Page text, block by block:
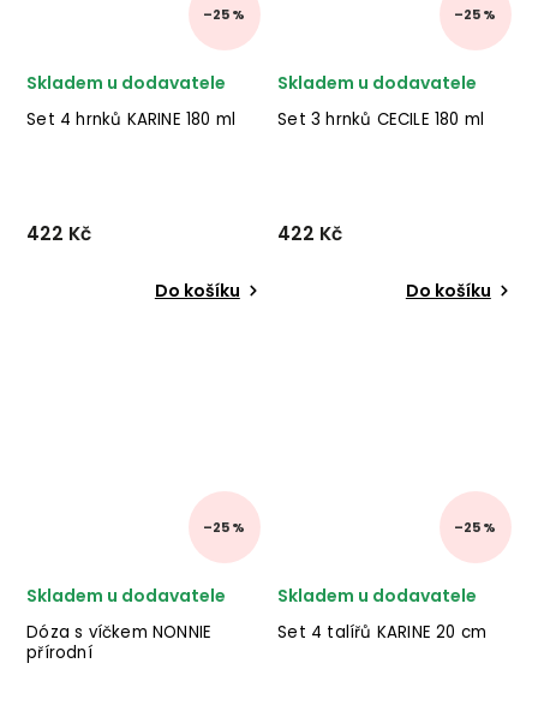
–25 %
Set 4 hrnků KARINE 180 ml
Skladem u dodavatele
422 Kč
Do košíku
–25 %
Set 3 hrnků CECILE 180 ml
Skladem u dodavatele
422 Kč
Do košíku
–25 %
Dóza s víčkem NONNIE
přírodní
Skladem u dodavatele
–25 %
Set 4 talířů KARINE 20 cm
Skladem u dodavatele